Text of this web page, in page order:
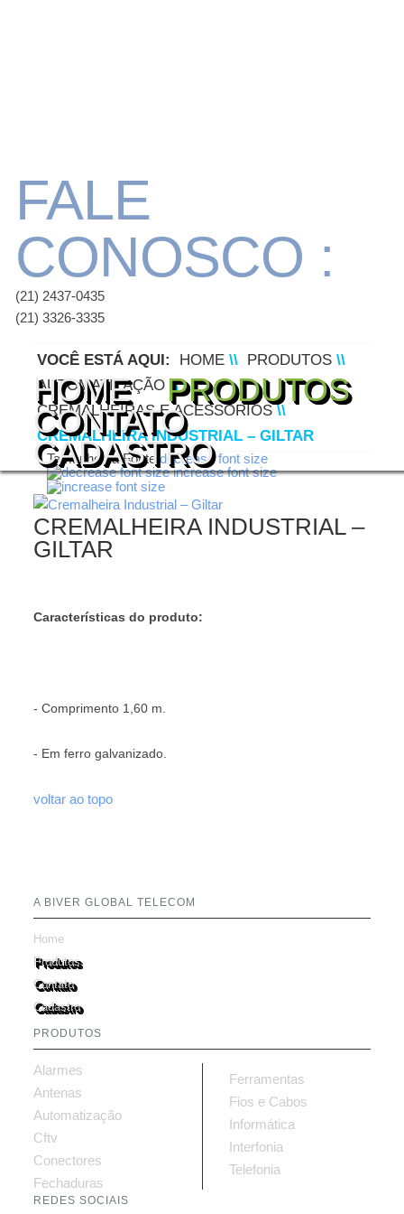
FALE
CONOSCO :
(21) 2437-0435
(21) 3326-3335
HOME
PRODUTOS
CONTATO
CADASTRO
VOCÊ ESTÁ AQUI: HOME \\ PRODUTOS \\
AUTOMATIZAÇÃO \\
CREMALHEIRAS E ACESSÓRIOS \\
CREMALHEIRA INDUSTRIAL – GILTAR
Tamanho da Fonte decrease font size
increase font size
CREMALHEIRA INDUSTRIAL –
GILTAR
Características do produto:
- Comprimento 1,60 m.
- Em ferro galvanizado.
voltar ao topo
A BIVER GLOBAL TELECOM
Home
Produtos
Contato
Cadastro
PRODUTOS
Alarmes
Antenas
Automatização
Cftv
Conectores
Fechaduras
Ferramentas
Fios e Cabos
Informática
Interfonia
Telefonia
REDES SOCIAIS